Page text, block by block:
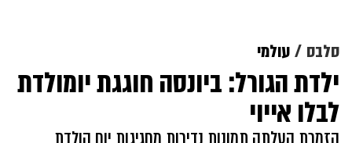
סלבס עולמי
ילדת הגורל: ביונסה חוגגת יומולדת
לבלו אייוי